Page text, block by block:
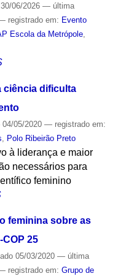
06/2026 — última
registrado em: Evento
Escola da Metrópole,
ciência dificulta
04/05/2020 — registrado em:
Polo Ribeirão Preto
à liderança e maior
necessários para
feminino
feminina sobre as
25
05/03/2020 — última
registrado em: Grupo de